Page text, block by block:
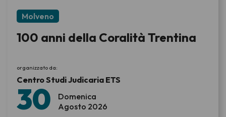
Domenica
30 Agosto 2026
Molveno
100 anni della Coralità Trentina
organizzato da:
Centro Studi Judicaria ETS